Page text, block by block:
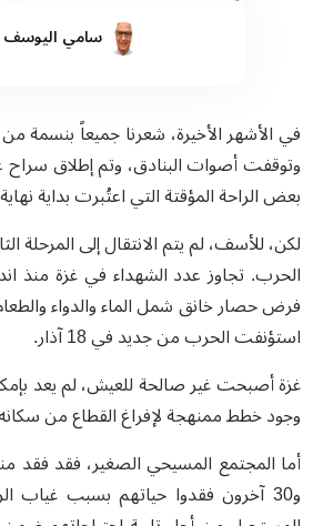
سامي اليوسف
في الأشهر الأخيرة، شعرنا جميعاً بنسمة
وتوقفت أصوات البنادق، وتم إطلاق سراح
بعض الراحة المؤقتة التي اعتُبرت بداية
لكن، للأسف، لم يتم الانتقال إلى
فرض حصار خانق شمل الماء والدواء
استؤنفت الحرب من جديد في 18 آذار
.
وجود خطط ممنهجة لإفراغ القطاع من